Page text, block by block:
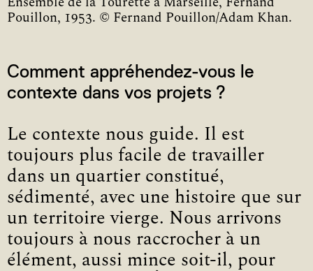
Ensemble de la Tourette à Marseille, Fernand
Pouillon, 1953. © Fernand Pouillon/Adam Khan.
Comment appréhendez-vous le
contexte dans vos projets ?
Le contexte nous guide. Il est
toujours plus facile de travailler
dans un quartier constitué,
sédimenté, avec une histoire que sur
un territoire vierge. Nous arrivons
toujours à nous raccrocher à un
élément, aussi mince soit-il, pour